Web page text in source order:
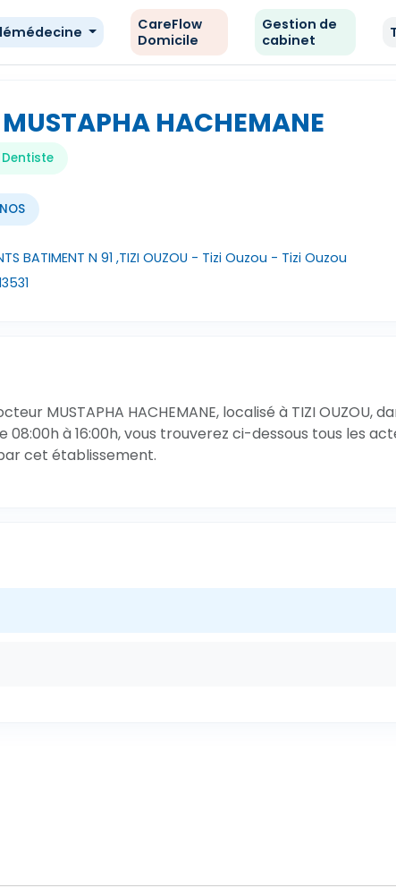
CareFlow
Domicile
Gestion de
cabinet
HACHEMANE
BATIMENT N 91 ,TIZI OUZOU - Tizi Ouzou - Tizi Ouzou
MUSTAPHA HACHEMANE, localisé à TIZI OUZOU,
08:00h à 16:00h, vous trouverez ci-dessous tous les
cet établissement.